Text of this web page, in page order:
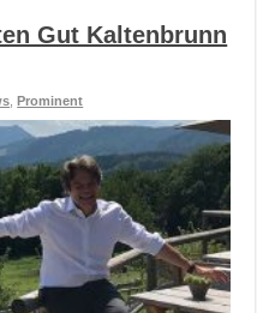
Gut Kaltenbrunn
Prominent